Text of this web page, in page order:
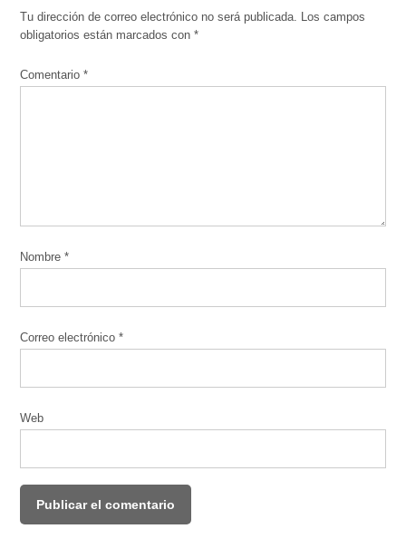
Tu dirección de correo electrónico no será publicada. Los campos
obligatorios están marcados con*
Comentario*
Nombre*
Correo electrónico*
Web